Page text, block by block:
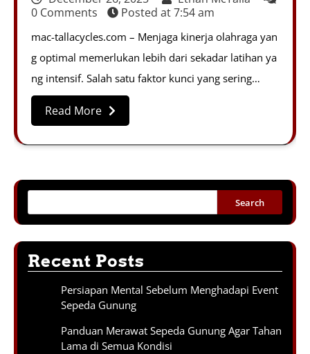
0 Comments
Posted at7:54 am
mac-tallacycles.com – Menjaga kinerja olahraga yan
g optimal memerlukan lebih dari sekadar latihan ya
ng intensif. Salah satu faktor kunci yang sering…
Read More
Search
Recent Posts
Persiapan Mental Sebelum Menghadapi Event
Sepeda Gunung
Panduan Merawat Sepeda Gunung Agar Tahan
Lama di Semua Kondisi